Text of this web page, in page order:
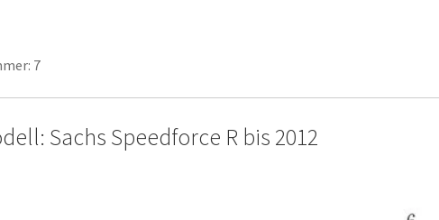
7
Sachs Speedforce R bis 2012